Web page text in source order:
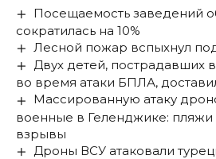
Посещаемость заведений
сократилась на 10%
Лесной пожар вспыхнул
Двух детей, пострадавших
во время атаки БПЛА,
Массированную атаку
военные в Геленджике:
взрывы
Дроны ВСУ атаковали